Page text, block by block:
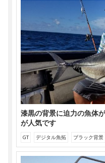
漆黒の背景に迫力の魚体
が人気です
GT デジタル魚拓 ブラック背景